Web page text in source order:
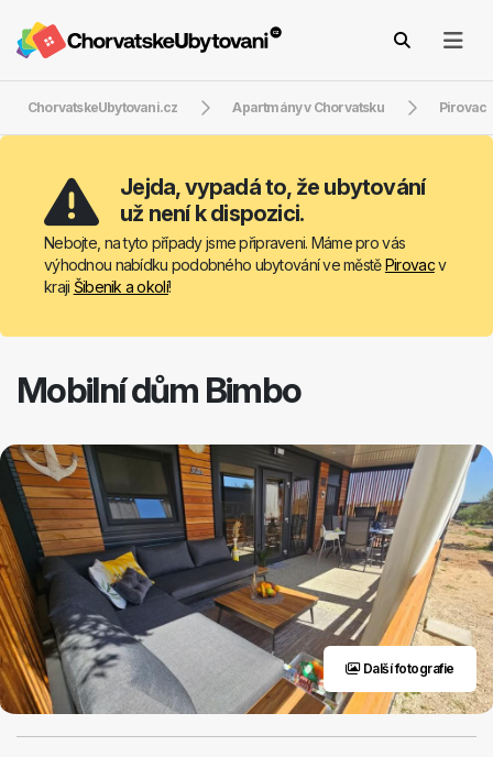
ChorvatskeUbytovani.cz Apartmány v Chorvatsku Pirovac
Jejda, vypadá to, že ubytování
už není k dispozici.
Nebojte, na tyto případy jsme připraveni. Máme pro vás
výhodnou nabídku podobného ubytování ve městěPirovacv
kraji Šibenik a okolí!
Mobilní dům Bimbo
Další fotografie